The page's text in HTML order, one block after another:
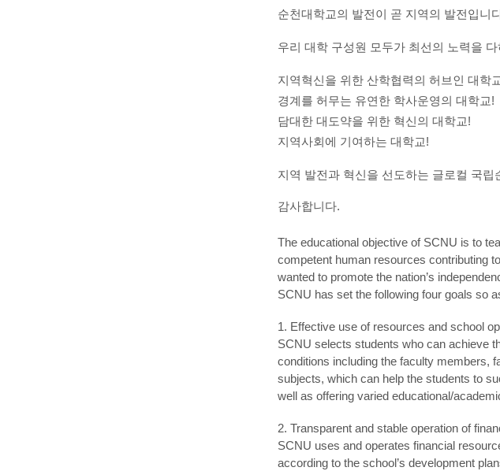
순천대학교의 발전이 곧 지역의 발전입니
우리 대학 구성원 모두가 최선의 노력을
지역혁신을 위한 산학협력의 허브인 대학
경계를 허무는 유연한 학사운영의 대학교!
담대한 대도약을 위한 혁신의 대학교!
지역사회에 기여하는 대학교!
지역 발전과 혁신을 선도하는 글로컬 국립
감사합니다.
The educational objective of SCNU is to
competent human resources contributing
wanted to promote the nation’s
SCNU has set the following four goals so
1. Effective use of resources and school
SCNU selects students who can achieve
conditions including the faculty members,
subjects, which can help the students to
well as offering varied educational/
2. Transparent and stable operation of
SCNU uses and operates financial
according to the school’s development